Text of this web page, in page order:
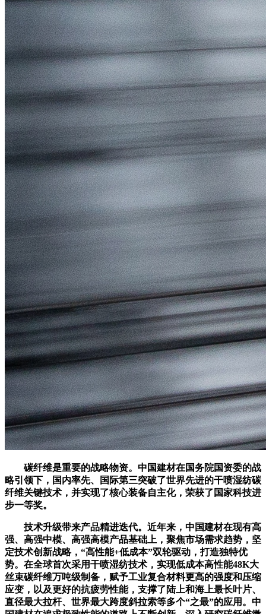
碳纤维是重要的战略物资。中国建材在国务院国资委的战
略引领下，国内率先、国际第三突破了世界先进的干喷湿纺碳
纤维关键技术，并实现了核心装备自主化，荣获了国家科技进
步一等奖。
技术升级带来产品精进迭代。近年来，中国建材在现有高
强、高强中模、高强高模产品基础上，聚焦市场需求趋势，坚
定技术创新战略，“高性能+低成本”双轮驱动，打造独特优
势。在全球首次采用干喷湿纺技术，实现低成本高性能48K大
丝束碳纤维万吨级制备，赋予工业复合材料更高的强度和压缩
应变，以及更好的抗疲劳性能，支撑了陆上和海上最长叶片、
直径最大拉杆、世界最大跨度斜拉索等多个“之最”的应用。中